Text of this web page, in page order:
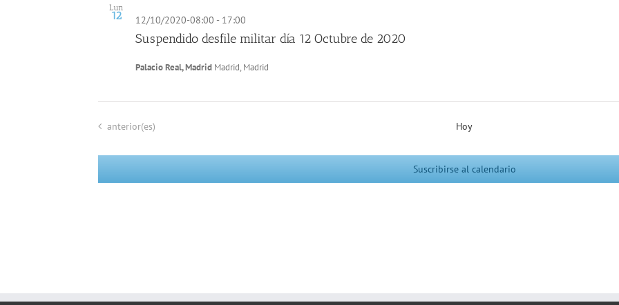
Lun
12 12/10/2020-08:00 - 17:00
Suspendido desfile militar día 12 Octubre de 2020
Palacio Real, Madrid Madrid, Madrid
Eventos
anterior(es) Hoy
Suscribirse al calendario